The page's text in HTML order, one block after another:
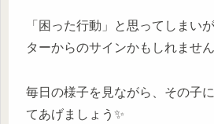
「困った行動」と思ってしまい
ターからのサインかもしれませ
毎日の様子を見ながら、その子
てあげましょう✨